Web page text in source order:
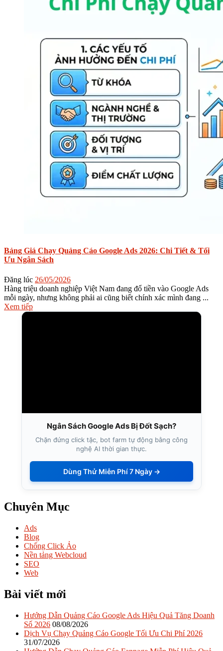
Bảng Giá Chạy Quảng Cáo Google Ads 2026: Chi Tiết & Tối
Ưu Ngân Sách
Đăng lúc 26/05/2026
Hàng triệu doanh nghiệp Việt Nam đang đổ tiền vào Google Ads
mỗi ngày, nhưng không phải ai cũng biết chính xác mình đang ...
Xem tiếp
Ngân Sách Google Ads Bị Đốt Sạch?
Chặn đứng click tặc, bot farm tự động bằng công
nghệ AI thời gian thực.
Dùng Thử Miễn Phí 7 Ngày →
Chuyên Mục
Ads
Blog
Chống Click Ảo
Nền tảng Webcloud
SEO
Web
Bài viết mới
Hướng Dẫn Quảng Cáo Google Ads Hiệu Quả Tăng Doanh
Số 2026 08/08/2026
Dịch Vụ Chạy Quảng Cáo Google Tối Ưu Chi Phí 2026
31/07/2026